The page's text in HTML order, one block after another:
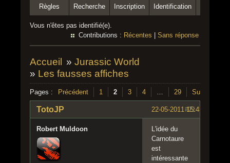
Règles Recherche Inscription Identification
Vous n'êtes pas identifié(e).
Contributions : Récentes Sans réponse
Accueil » Jurassic World
» Les fausses affiches
Pages : Précédent 1 2 3 4 … 29 Suivant
#21
22-05-2011 15:43:23
TotoJP
Robert Muldoon
L'idée du
Carnotaure
est
intéressante